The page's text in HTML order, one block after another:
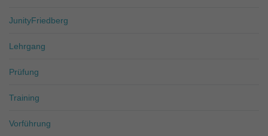
JunityFriedberg
Lehrgang
Prüfung
Training
Vorführung